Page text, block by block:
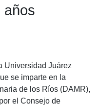
años
Universidad Juárez
se imparte en la
de los Ríos (DAMR),
el Consejo de